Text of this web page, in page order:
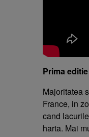
Prima
Majoritatea
France, in
cand
harta. Mai